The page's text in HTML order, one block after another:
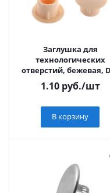
Заглушка для
технологических
отверстий, бежевая,
мм
1.10руб./шт
В корзину